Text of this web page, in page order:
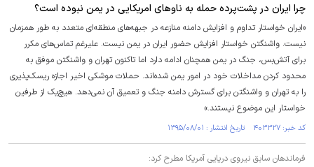
چرا ایران در پشت‌پرده حمله به ناوهای امریکایی در یمن نبوده است؟
«ایران خواستار تداوم و افزایش دامنه منازعه در جبهه‌های منطقه‌ای متعدد به طور همزمان
نیست. واشنگتن خواستار افزایش حضور ایران در یمن نیست. علیرغم تماس‌های مکرر
برای آتش‌بس، جنگ در یمن همچنان ادامه دارد اما تاکنون تهران و واشنگتن موفق به
محدود کردن مداخلات خود در امور یمن شده‌اند. حملات موشکی اخیر اجازه ریسک‌پذیری
را به تهران و واشنگتن برای گسترش دامنه جنگ و تعمیق آن نمی‌دهد. هیچ‌یک از طرفین
خواستار این موضوع نیستند.»
کد خبر: ۴۰۳۳۲۷ تاریخ انتشار : ۱۳۹۵/۰۸/۰۱
فرماندهان سابق نیروی دریایی آمریکا مطرح کرد: